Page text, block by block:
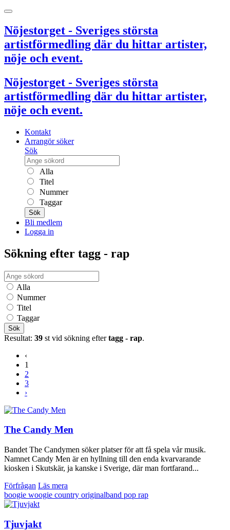
Nöjestorget - Sveriges största
artistförmedling där du hittar artister,
nöje och event.
Nöjestorget - Sveriges största
artistförmedling där du hittar artister,
nöje och event.
Kontakt
Arrangör söker
Sök
Alla
Titel
Nummer
Taggar
Sök
Bli medlem
Logga in
Sökning efter tagg - rap
Alla
Nummer
Titel
Taggar
Sök
Resultat: 39 st vid sökning eftertagg - rap.
‹
1
2
3
›
The Candy Men
Bandet The Candymen söker platser för att få spela vår musik.
Namnet Candy Men är en hyllning till den enda kvarvarande
kiosken i Skutskär, ja kanske i Sverige, där man fortfarand...
Förfrågan Läs mera
boogie woogie country originalband pop rap
Tjuvjakt